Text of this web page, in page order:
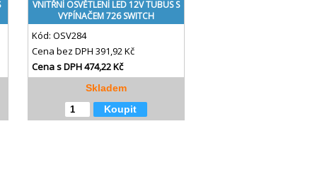
VNITŘNÍ OSVĚTLENÍ LED 12V TUBUS S
VYPÍNAČEM 726 SWITCH
Kód: OSV284
Cena bez DPH 391,92 Kč
Cena s DPH474,22 Kč
Skladem
Koupit